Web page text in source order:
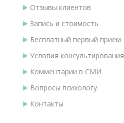
Отзывы клиентов
Запись и стоимость
Бесплатный первый прием
Условия консультирования
Комментарии в СМИ
Вопросы психологу
Контакты